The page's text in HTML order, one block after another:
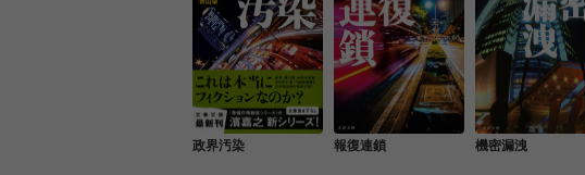
政界汚染 報復連鎖 機密漏洩